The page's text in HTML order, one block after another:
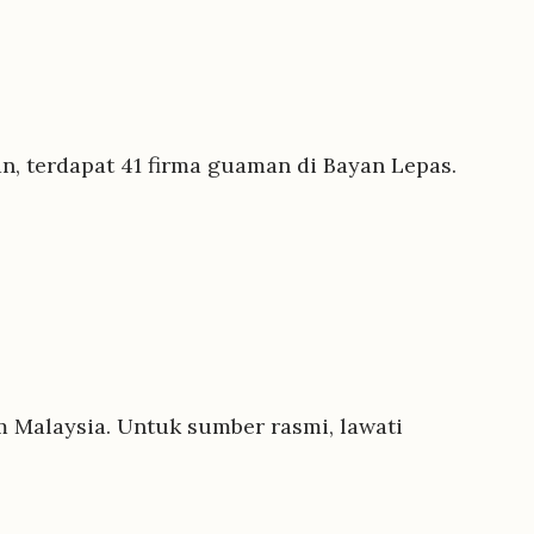
terdapat 41 firma guaman di Bayan Lepas.
Untuk sumber rasmi, lawati